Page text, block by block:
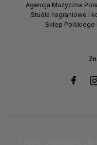
Agencja Muzyczna
Studia nagraniowe i
Sklep Polskiego